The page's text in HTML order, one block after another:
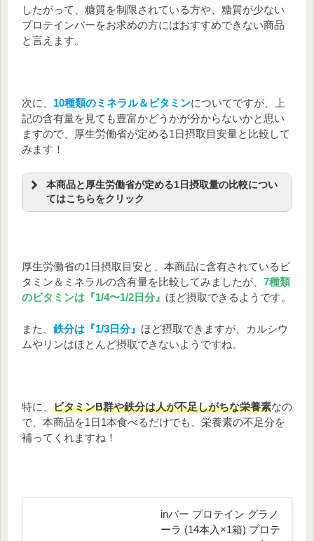
したがって、糖質を制限されている方や、糖質が少ない
プロテインバーをお求めの方にはおすすめできない商品
と言えます。
次に、 10種類のミネラル＆ビタミンについてですが、上
記の含有量を見ても豊富かどうかが分からないかと思い
ますので、厚生労働省が定める1日摂取目安量と比較して
みます！
本商品と厚生労働省が定める1日摂取量の比較につい
てはこちらをクリック
日摂取量
※¹
量※²（女
性）
量※²（男
性）
リン 121㎎ 800㎎
1000㎎
鉄
1.6～3.4㎎ 6.5㎎
7.5㎎
ナイ
トテ
2.0㎎ 5㎎ 5㎎
厚生労働省の1日摂取目安と、本商品に含有されているビ
タミン＆ミネラルの含有量を比較してみましたが、 7種類
のビタミンは『1/4〜1/2日分』 ほど摂取できるようです。
また、 鉄分は『1/3日分』 ほど摂取できますが、カルシウ
ムやリンはほとんど摂取できないようですね。
特に、 ビタミンB群や鉄分は人が不足しがちな栄養素なの
で、本商品を1日1本食べるだけでも、栄養素の不足分を
補ってくれますね！
inバー プロテイン グラノ
ーラ (14本入×1箱) プロテ